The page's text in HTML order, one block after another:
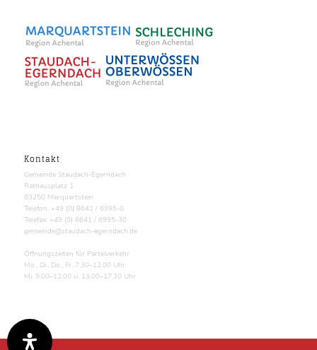
Kontakt
Gemeinde Staudach-Egerndach
Rathausplatz 1
83250 Marquartstein
Telefon: +49 (0) 8641 / 6995-0
Telefax: +49 (0) 8641 / 6995-30
gemeinde@staudach-egerndach.de
Öffnungszeiten für Parteiverkehr:
Mo., Di., Do., Fr. 7.30–12.00 Uhr
Mi. 9.00–12.00 u. 13.00–17.30 Uhr